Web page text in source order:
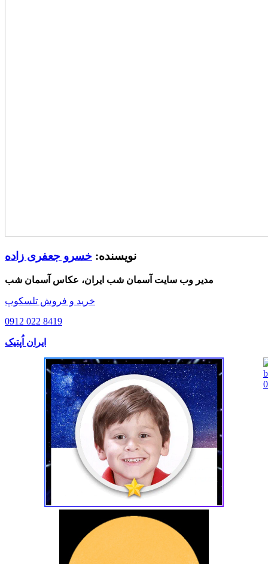
نویسنده: خسرو جعفری زاده
مدیر وب سایت آسمان شب ایران، عکاس آسمان شب
خرید و فروش تلسکوپ
0912 022 8419
ایران اُپتیک